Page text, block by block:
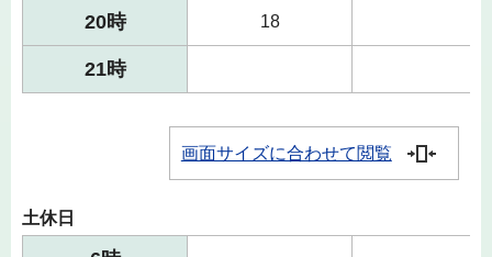
20時 18
21時
画面サイズに合わせて閲覧
土休日